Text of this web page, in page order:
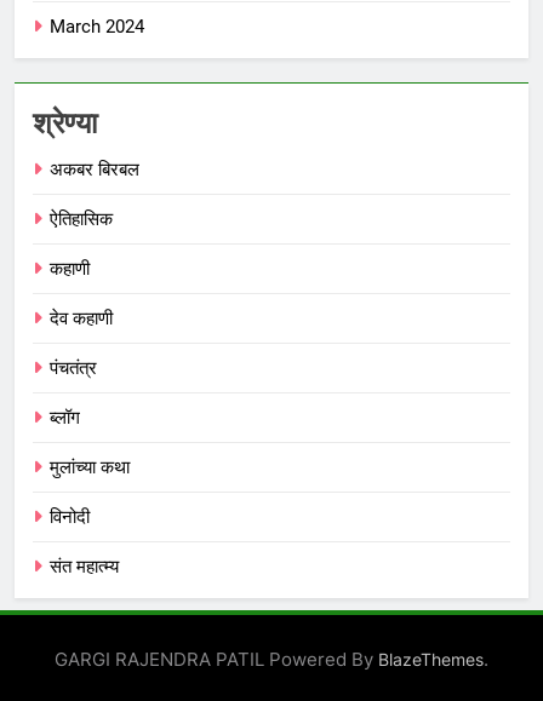
March 2024
श्रेण्या
अकबर बिरबल
ऐतिहासिक
कहाणी
देव कहाणी
पंचतंत्र
ब्लॉग
मुलांच्या कथा
विनोदी
संत महात्म्य
GARGI RAJENDRA PATIL Powered By BlazeThemes.